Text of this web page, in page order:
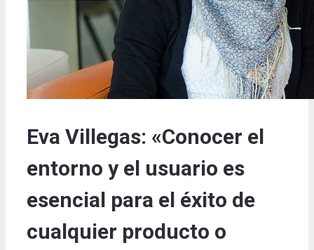
Eva Villegas: «Conocer el
entorno y el usuario es
esencial para el éxito de
cualquier producto o